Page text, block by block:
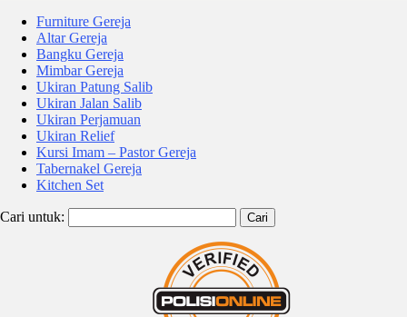
Furniture Gereja
Altar Gereja
Bangku Gereja
Mimbar Gereja
Ukiran Patung Salib
Ukiran Jalan Salib
Ukiran Perjamuan
Ukiran Relief
Kursi Imam – Pastor Gereja
Tabernakel Gereja
Kitchen Set
Cari untuk: